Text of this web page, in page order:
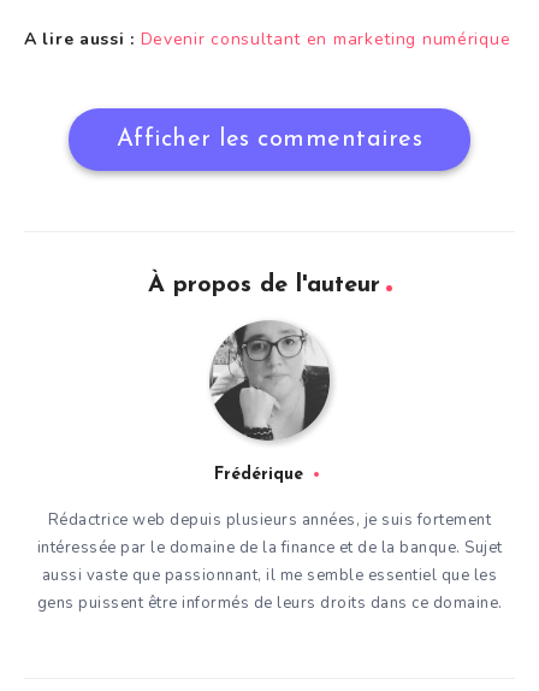
A lire aussi : Devenir consultant en marketing numérique
Afficher les commentaires
À propos de l'auteur
Frédérique
Rédactrice web depuis plusieurs années, je suis fortement
intéressée par le domaine de la finance et de la banque. Sujet
aussi vaste que passionnant, il me semble essentiel que les
gens puissent être informés de leurs droits dans ce domaine.